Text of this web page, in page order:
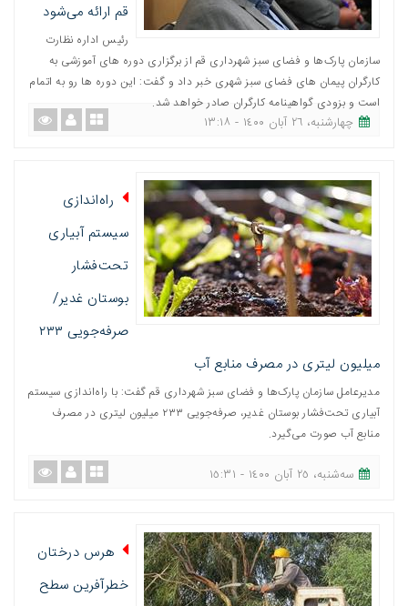
قم ارائه می‌شود
رئیس اداره نظارت
سازمان پارک‌ها و فضای سبز شهرداری قم از برگزاری دوره های آموزشی به
کارگران پیمان های فضای سبز شهری خبر داد و گفت: این دوره ها رو به اتمام
است و بزودی گواهینامه کارگران صادر خواهد شد.
چهارشنبه، ٢٦ آبان ١٤٠٠ - ١٣:١٨
راه‌اندازی
سیستم آبیاری
تحت‌فشار
بوستان غدیر/
صرفه‌جویی ۲۳۳
میلیون لیتری در مصرف منابع آب
مدیرعامل سازمان پارک‌ها و فضای سبز شهرداری قم گفت: با راه‌اندازی سیستم
آبیاری تحت‌فشار بوستان غدیر، صرفه‌جویی ٢٣٣ میلیون لیتری در مصرف
منابع آب صورت می‌گیرد.
ﺳﻪشنبه، ٢٥ آبان ١٤٠٠ - ١٥:٣١
هرس درختان
خطرآفرین سطح